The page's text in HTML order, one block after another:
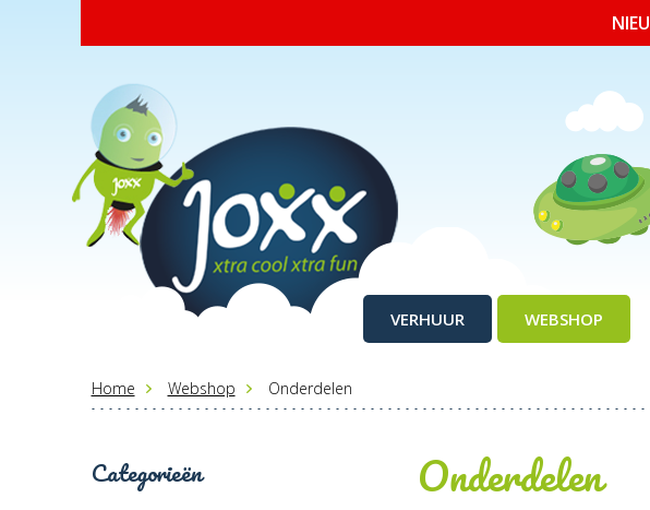
VERHUUR WEBSHOP
Home Webshop Onderdelen
Categorieën Onderdelen